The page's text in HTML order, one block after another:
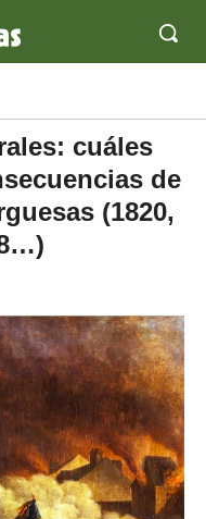
cuáles
de
(1820,